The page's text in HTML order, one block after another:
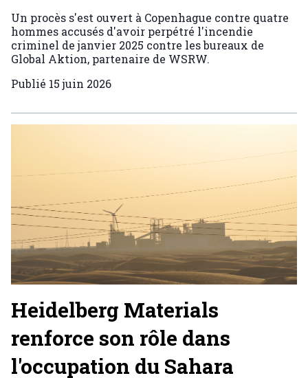
Un procès s'est ouvert à Copenhague contre quatre
hommes accusés d'avoir perpétré l'incendie
criminel de janvier 2025 contre les bureaux de
Global Aktion, partenaire de WSRW.
Publié 15 juin 2026
Heidelberg Materials
renforce son rôle dans
l'occupation du Sahara